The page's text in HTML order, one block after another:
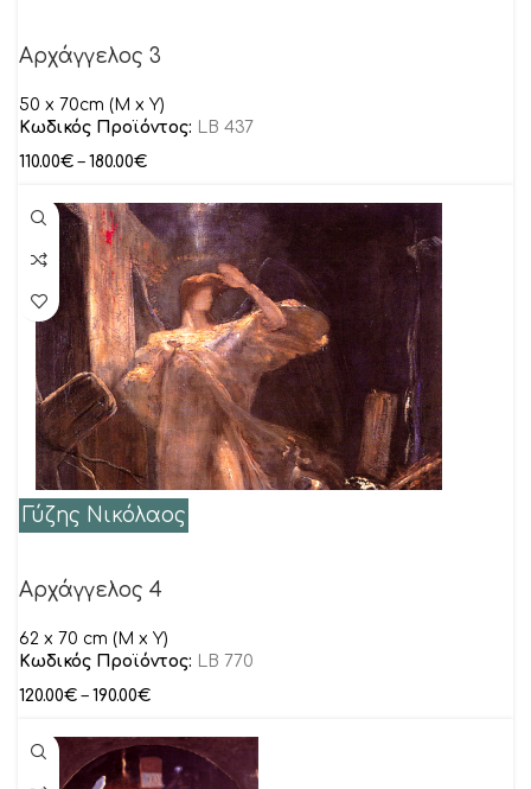
Αρχάγγελος 3
50 x 70cm (M x Y)
Κωδικός Προϊόντος: LB 437
110.00€ – 180.00€
Γύζης Νικόλαος
Αρχάγγελος 4
62 x 70 cm (M x Y)
Κωδικός Προϊόντος: LB 770
120.00€ – 190.00€